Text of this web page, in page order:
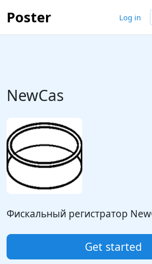
Poster Log in
NewCas
Фискальный регистратор
Get started